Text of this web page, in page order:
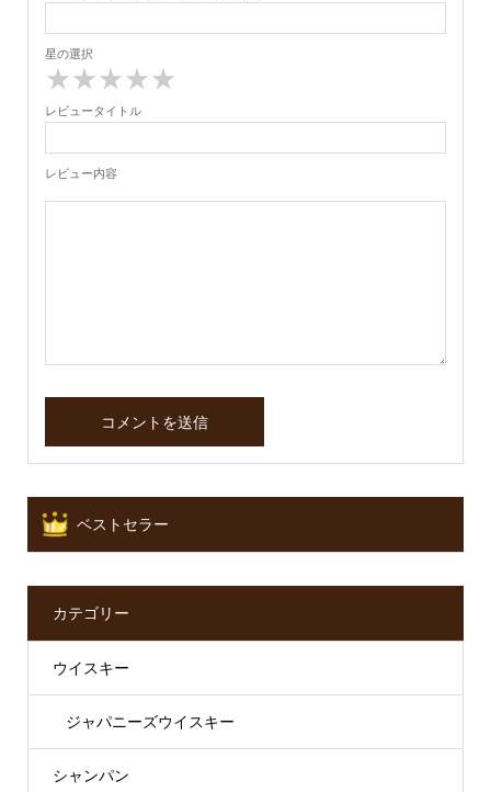
星の選択
★
★
★
★
★
レビュータイトル
レビュー内容
ベストセラー
カテゴリー
ウイスキー
ジャパニーズウイスキー
シャンパン